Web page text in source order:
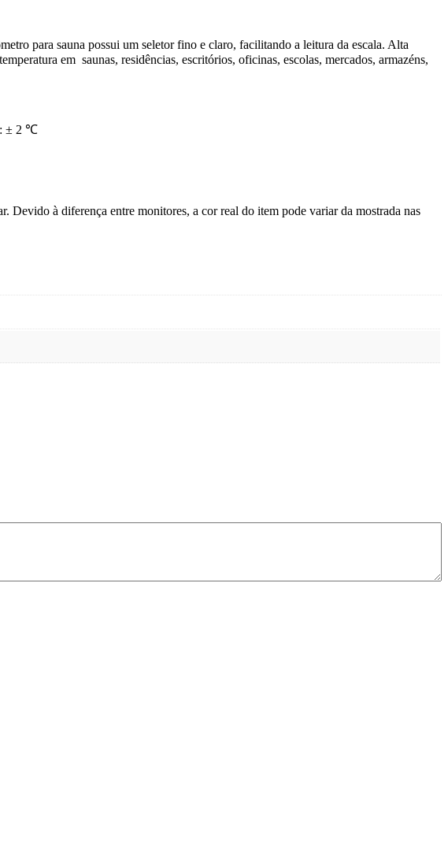
para sauna possui um seletor fino e claro, facilitando a leitura da escala. Alta
em saunas, residências, escritórios, oficinas, escolas, mercados, armazéns,
± 2 ℃
Devido à diferença entre monitores, a cor real do item pode variar da mostrada nas